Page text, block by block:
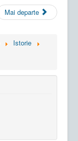
Mai departe
Istorie